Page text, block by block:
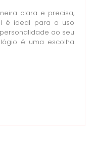
clara e precisa,
é ideal para o uso
ao seu
é uma escolha